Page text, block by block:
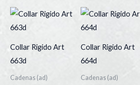
Collar Rigido Art
663d
Cadenas (ad)
Collar Rigido Art
664d
Cadenas (ad)